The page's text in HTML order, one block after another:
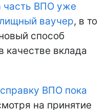
часть ВПО уже
ваучер, в то
способ
качестве вклада
справку ВПО пока
на принятие